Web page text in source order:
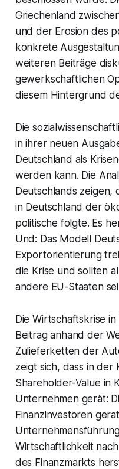
Griechenland
und der Erosion des
konkrete
weiteren Beiträge
gewerkschaftlichen
diesem Hintergrund
Die
in ihrer neuen
Deutschland als
werden kann. Die
Deutschlands zeigen,
in Deutschland der
politische folgte. Es
Und: Das Modell
Exportorientierung
die Krise und sollten
andere EU-Staaten
Die Wirtschaftskrise
Beitrag anhand der
Zulieferketten der
zeigt sich, dass in der
Shareholder-Value in
Unternehmen gerät:
Finanzinvestoren
Wirtschaftlichkeit
des Finanzmarkts